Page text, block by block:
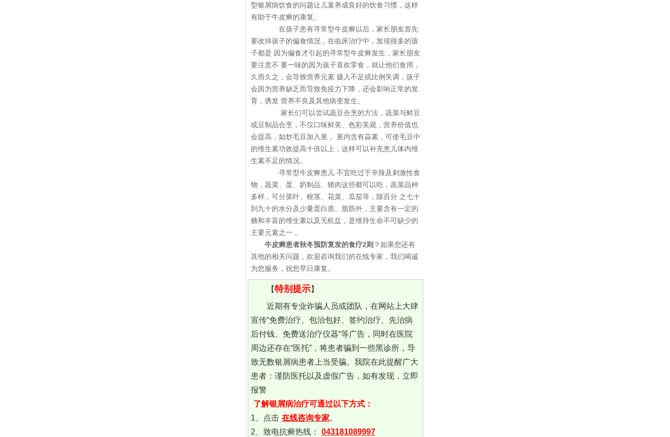
型银屑病饮食的问题让儿童养成良好的饮食习惯，这样
有助于牛皮癣的康复。
在孩子患有寻常型牛皮癣以后，家长朋友首先
要改掉孩子的偏食情况，在临床治疗中，发现很多的孩
子都是 因为偏食才引起的寻常型牛皮癣发生，家长朋友
要注意不 要一味的因为孩子喜欢零食，就让他们食用，
久而久之，会导致营养元素 摄入不足或比例失调，孩子
会因为营养缺乏而导致免疫力下降，还会影响正常的发
育，诱发 营养不良及其他病变发生。
家长们可以尝试蔬豆合烹的方法，蔬菜与鲜豆
或豆制品合烹，不仅口味鲜美、色彩美观，营养价值也
会提高，如炒毛豆加入葱， 葱内含有蒜素，可使毛豆中
的维生素功效提高十倍以上，这样可以补充患儿体内维
生素不足的情况。
寻常型牛皮癣患儿 不宜吃过于辛辣及刺激性食
物，蔬菜、蛋、奶制品、猪肉这些都可以吃，蔬菜品种
多样，可分菜叶、根茎、花菜、瓜茄等，除百分 之七十
到九十的水分及少量蛋白质、脂肪外，主要含有一定的
糖和丰富的维生素以及无机盐，是维持生命不可缺少的
主要元素之一 。
牛皮癣患者秋冬预防复发的食疗2则 ？如果您还有
其他的相关问题，欢迎咨询我们的在线专家，我们竭诚
为您服务，祝您早日康复。
【特别提示】
近期有专业诈骗人员或团队，在网站上大肆
宣传“免费治疗、包治包好、签约治疗、先治病
后付钱、免费送治疗仪器“等广告，同时在医院
周边还存在“医托”，将患者骗到一些黑诊所，导
致无数银屑病患者上当受骗。我院在此提醒广大
患者：谨防医托以及虚假广告，如有发现，立即
报警
了解银屑病治疗可通过以下方式：
1、点击 在线咨询专家。
2、致电抗癣热线：
043181089997